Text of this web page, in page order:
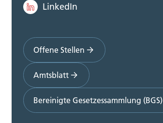
LinkedIn
Offene Stellen
Amtsblatt
Bereinigte Gesetzessammlung (BGS)